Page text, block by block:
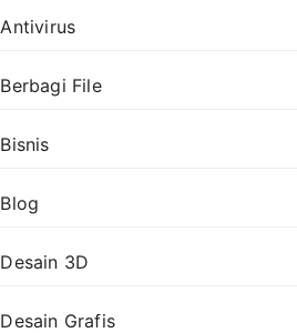
Antivirus
Berbagi File
Bisnis
Blog
Desain 3D
Desain Grafis